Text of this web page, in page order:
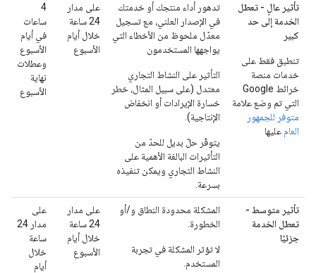
تأثير عالٍ - تعطل
الخدمة إلى حد
كبير
تنطبق فقط على
خدمات منصة
خرائط Google
التي تم وضع علامة
متوفر للجمهور
العام عليها
تدهور أداء منتجك أو خدمتك
في الإصدار العلني، مع تسجيل
معدّل ملحوظ من الأخطاء التي
يواجهها المستخدمون
التأثير على النشاط التجاري
معتدل (على سبيل المثال، خطر
خسارة الإيرادات أو انخفاض
الإنتاجية).
يتوفّر حلّ بديل للحدّ من
التأثيرات البالغة الأهمية على
النشاط التجاري ويمكن تنفيذه
بسرعة.
على مدار
24 ساعة
خلال أيام
الأسبوع
4
ساعات
في أيام
الأسبوع
وعطلات
نهاية
الأسبوع
تأثير متوسط -
تعطل الخدمة
جزئيًا
المشكلة محدودة النطاق و/أو
الخطورة.
لا تؤثر المشكلة في تجربة
المستخدم.
على مدار
24 ساعة
خلال أيام
الأسبوع
على
مدار 24
ساعة
خلال
أيام